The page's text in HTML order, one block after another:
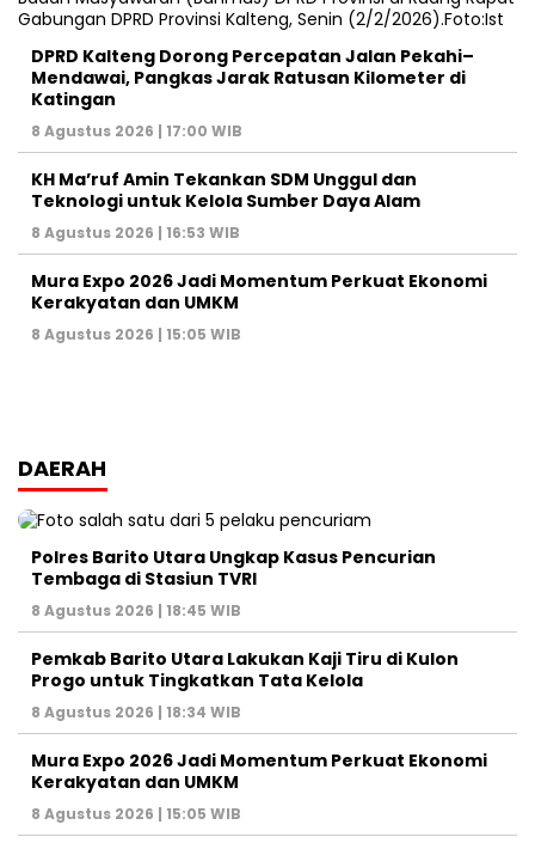
DPRD Kalteng Dorong Percepatan Jalan Pekahi–
Mendawai, Pangkas Jarak Ratusan Kilometer di
Katingan
8 Agustus 2026 | 17:00 WIB
KH Ma’ruf Amin Tekankan SDM Unggul dan
Teknologi untuk Kelola Sumber Daya Alam
8 Agustus 2026 | 16:53 WIB
Mura Expo 2026 Jadi Momentum Perkuat Ekonomi
Kerakyatan dan UMKM
8 Agustus 2026 | 15:05 WIB
DAERAH
Polres Barito Utara Ungkap Kasus Pencurian
Tembaga di Stasiun TVRI
8 Agustus 2026 | 18:45 WIB
Pemkab Barito Utara Lakukan Kaji Tiru di Kulon
Progo untuk Tingkatkan Tata Kelola
8 Agustus 2026 | 18:34 WIB
Mura Expo 2026 Jadi Momentum Perkuat Ekonomi
Kerakyatan dan UMKM
8 Agustus 2026 | 15:05 WIB